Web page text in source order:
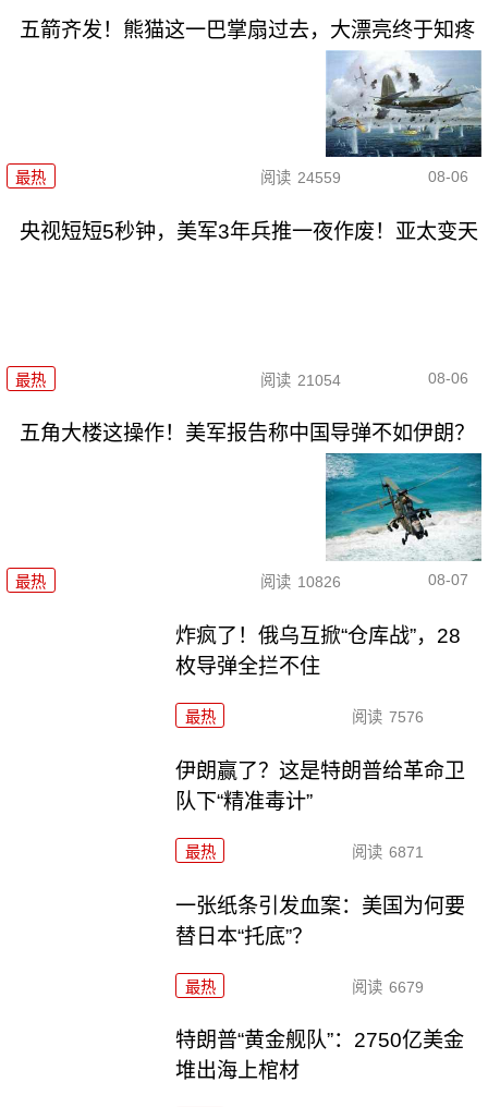
五箭齐发！熊猫这一巴掌扇过去，大漂亮终于知疼
最热 阅读 24559 08-06
央视短短5秒钟，美军3年兵推一夜作废！亚太变天
最热 阅读 21054 08-06
五角大楼这操作！美军报告称中国导弹不如伊朗？
最热 阅读 10826 08-07
炸疯了！俄乌互掀“仓库战”，28
枚导弹全拦不住
最热 阅读 7576
伊朗赢了？这是特朗普给革命卫
队下“精准毒计”
最热 阅读 6871
一张纸条引发血案：美国为何要
替日本“托底”？
最热 阅读 6679
特朗普“黄金舰队”：2750亿美金
堆出海上棺材